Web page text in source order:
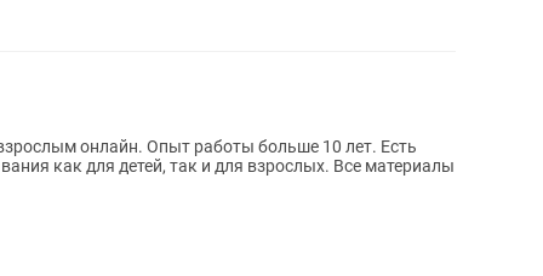
онлайн. Опыт работы больше 10 лет. Есть
как для детей, так и для взрослых. Все материалы